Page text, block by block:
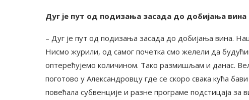
Дуг је пут од подизања засада до добијања вина
– Дуг је пут од подизања засада до добијања вина.
Нисмо журили, од самог почетка смо желели да
оптерећујемо количином. Тако размишљам и данас.
поготово у Александровцу где се скоро свака кућа
повећала субвенције и разне програме подстицаја